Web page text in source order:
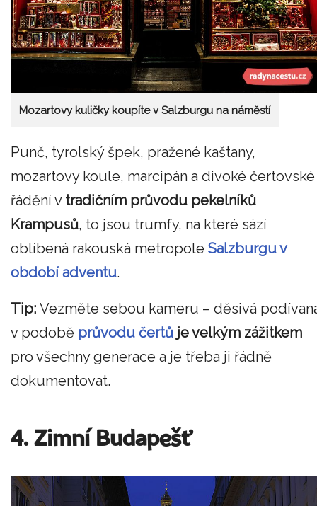
Mozartovy kuličky koupíte v Salzburgu na náměstí
Punč, tyrolský špek, pražené kaštany,
mozartovy koule, marcipán a divoké čertovské
řádění v tradičním průvodu pekelníků
Krampusů, to jsou trumfy, na které sází
oblíbená rakouská metropole Salzburgu v
období adventu.
Tip: Vezměte sebou kameru – děsivá
v podobě průvodu čertů je velkým zážitkem
pro všechny generace a je třeba ji řádně
dokumentovat.
4. Zimní Budapešť